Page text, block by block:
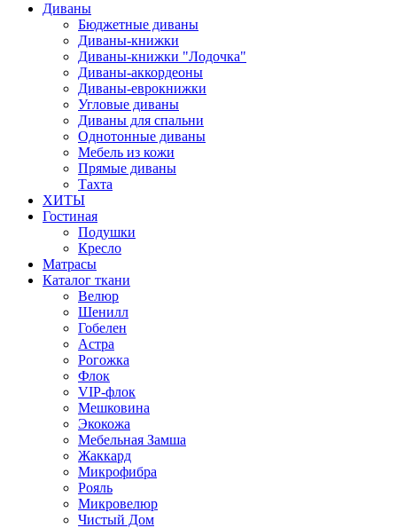
Диваны
Бюджетные диваны
Диваны-книжки
Диваны-книжки "Лодочка"
Диваны-аккордеоны
Диваны-еврокнижки
Угловые диваны
Диваны для спальни
Однотонные диваны
Мебель из кожи
Прямые диваны
Тахта
ХИТЫ
Гостиная
Подушки
Кресло
Матрасы
Каталог ткани
Велюр
Шенилл
Гобелен
Астра
Рогожка
Флок
VIP-флок
Мешковина
Экокожа
Мебельная Замша
Жаккард
Микрофибра
Рояль
Микровелюр
Чистый Дом